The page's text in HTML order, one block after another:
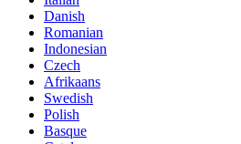
Danish
Romanian
Indonesian
Czech
Afrikaans
Swedish
Polish
Basque